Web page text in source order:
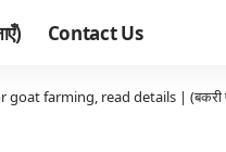
Contact Us
farming, read details | (बकरी